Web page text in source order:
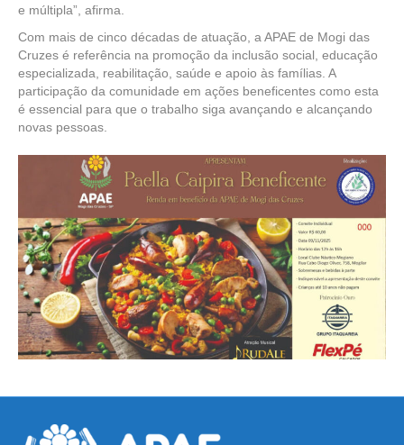
e múltipla”, afirma.
Com mais de cinco décadas de atuação, a APAE de Mogi das
Cruzes é referência na promoção da inclusão social, educação
especializada, reabilitação, saúde e apoio às famílias. A
participação da comunidade em ações beneficentes como esta
é essencial para que o trabalho siga avançando e alcançando
novas pessoas.